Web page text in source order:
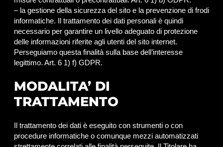
– la gestione della sicurezza del sito e la prevenzione di frodi
informatiche. Il trattamento dei dati personali è quindi
necessario per garantire un livello adeguato di protezione
delle informazioni riferite agli utenti del sito internet.
Perseguiamo questa finalità sulla base dell’interesse
legittimo. Art. 6 1) f) GDPR.
MODALITA’ DI
TRATTAMENTO
Il trattamento dei dati è eseguito con strumenti o con
procedure informatiche o comunque mezzi automatizzati